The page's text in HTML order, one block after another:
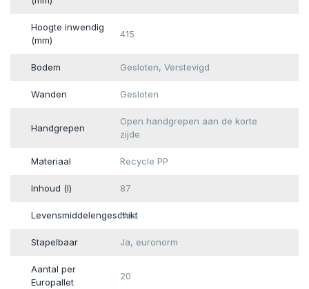
Hoogte inwendig
(mm)
415
Bodem Gesloten, Verstevigd
Wanden Gesloten
Handgrepen
Open handgrepen aan de korte
zijde
Materiaal Recycle PP
Inhoud (l) 87
Levensmiddelengeschikt
Nee
Stapelbaar Ja, euronorm
Aantal per
Europallet
20